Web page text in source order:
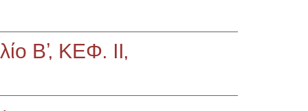
Β’, ΚΕΦ. II,